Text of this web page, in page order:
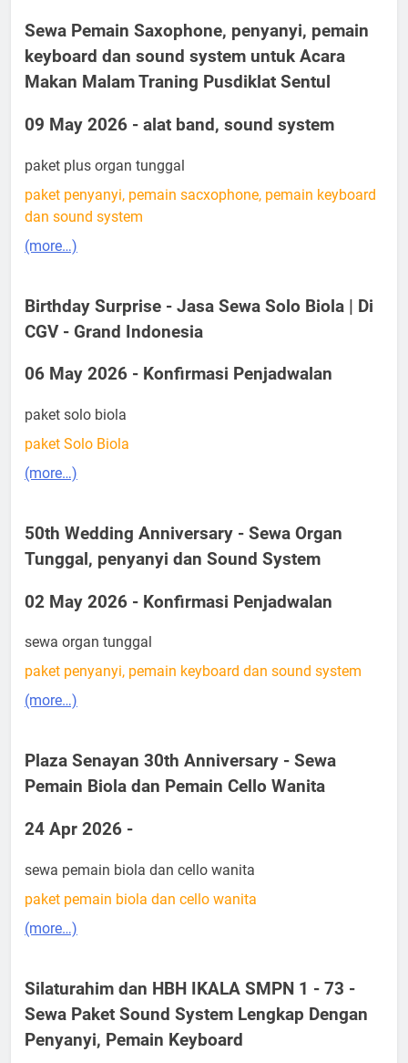
Sewa Pemain Saxophone, penyanyi, pemain
keyboard dan sound system untuk Acara
Makan Malam Traning Pusdiklat Sentul
09 May 2026 - alat band, sound system
paket plus organ tunggal
paket penyanyi, pemain sacxophone, pemain keyboard
dan sound system
(more…)
Birthday Surprise - Jasa Sewa Solo Biola | Di
CGV - Grand Indonesia
06 May 2026 - Konfirmasi Penjadwalan
paket solo biola
paket Solo Biola
(more…)
50th Wedding Anniversary - Sewa Organ
Tunggal, penyanyi dan Sound System
02 May 2026 - Konfirmasi Penjadwalan
sewa organ tunggal
paket penyanyi, pemain keyboard dan sound system
(more…)
Plaza Senayan 30th Anniversary - Sewa
Pemain Biola dan Pemain Cello Wanita
24 Apr 2026 -
sewa pemain biola dan cello wanita
paket pemain biola dan cello wanita
(more…)
Silaturahim dan HBH IKALA SMPN 1 - 73 -
Sewa Paket Sound System Lengkap Dengan
Penyanyi, Pemain Keyboard